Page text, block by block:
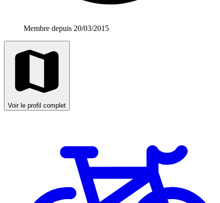
Membre depuis 20/03/2015
Voir le profil complet